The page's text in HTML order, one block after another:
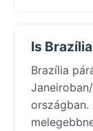
Is
Brazília
országban.